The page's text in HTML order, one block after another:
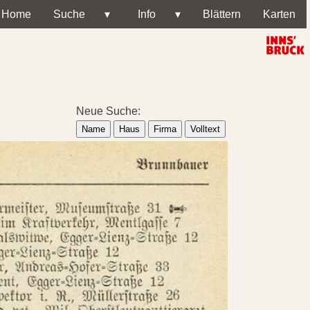
Home Suche ▾ Info ▾ Blättern Karten
Neue Suche:
Name Haus Firma Volltext